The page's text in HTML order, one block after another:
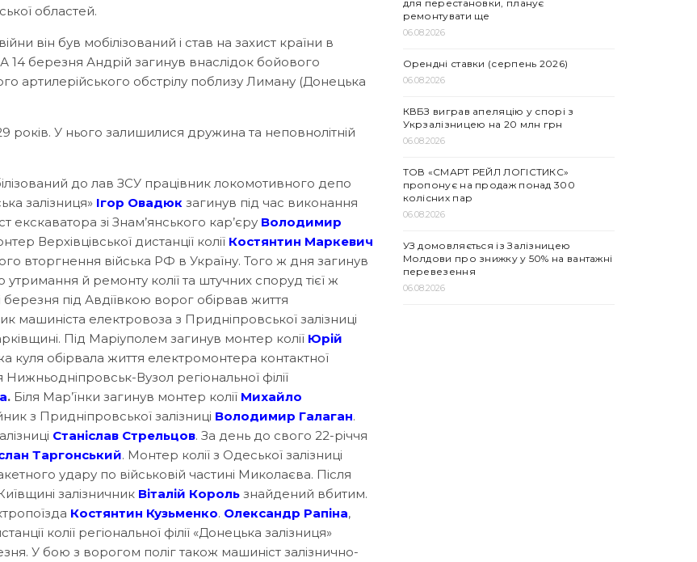
областей.
він був мобілізований і став на захист країни в
А 14 березня Андрій загинув внаслідок бойового
артилерійського обстрілу поблизу Лиману (Донецька
років. У нього залишилися дружина та неповнолітній
до лав ЗСУ працівник локомотивного депо
залізниця» Ігор Овадюк загинув під час виконання
екскаватора зі Знам’янського кар’єру Володимир
Верхівцівської дистанції колії Костянтин Маркевич
вторгнення війська РФ в Україну. Того ж дня загинув
й ремонту колії та штучних споруд тієї ж
березня під Авдіївкою ворог обірвав життя
машиніста електровоза з Придніпровської залізниці
Під Маріуполем загинув монтер колії Юрій
куля обірвала життя електромонтера контактної
Вузол регіональної філії
. Біля Мар’їнки загинув монтер колії Михайло
з Придніпровської залізниці Володимир Галаган.
Станіслав Стрельцов. За день до свого 22-річчя
Таргонський. Монтер колії з Одеської залізниці
удару по військовій частині Миколаєва. Після
залізничник Віталій Король знайдений вбитим.
Костянтин Кузьменко. Олександр Рапіна,
колії регіональної філії «Донецька залізниця»
У бою з ворогом поліг також машиніст залізнично-
для перестановки, планує
ремонтувати ще
06.08.2026
Орендні ставки (серпень 2026)
06.08.2026
КВБЗ виграв апеляцію у спорі з
Укрзалізницею на 20 млн грн
06.08.2026
ТОВ «СМАРТ РЕЙЛ ЛОГІСТИКС»
пропонує на продаж понад 300
колісних пар
06.08.2026
УЗ домовляється із Залізницею
Молдови про знижку у 50% на вантажні
перевезення
06.08.2026